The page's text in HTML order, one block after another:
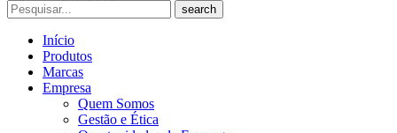
search
Início
Produtos
Marcas
Empresa
Quem Somos
Gestão e Ética